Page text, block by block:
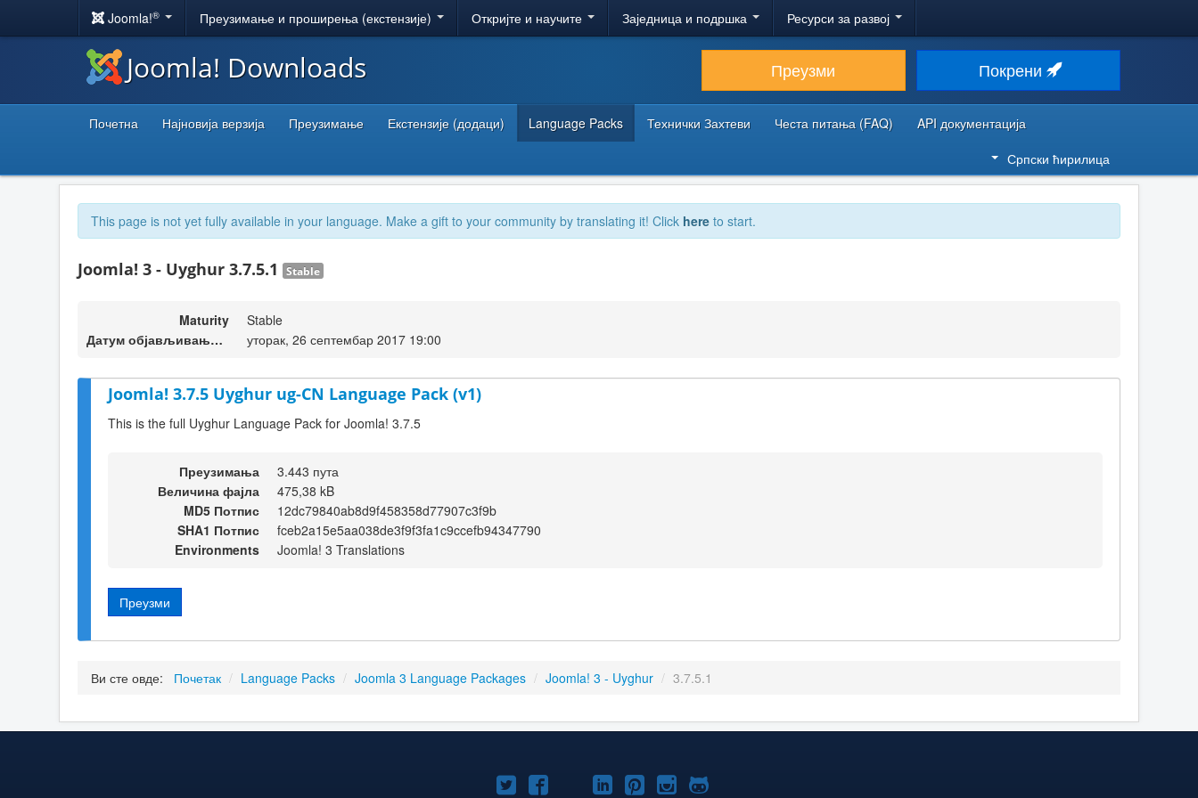
Joomla!® Преузимање и проширења (екстензије) Откријте и научите Заједница и подршка Ресурси за развој
Joomla! Downloads Преузми Покрени
Почетна Најновија верзија Преузимање Екстензије (додаци) Language Packs Технички Захтеви Честа питања (FAQ)
API документација
Српски ћирилица
This page is not yet fully available in your language. Make a gift to your community by translating it! Click here to start.
Joomla! 3 - Uyghur 3.7.5.1 Stable
Maturity
Stable
Датум објављивања верзије
уторак, 26 септембар 2017 19:00
Joomla! 3.7.5 Uyghur ug-CN Language Pack (v1)
This is the full Uyghur Language Pack for Joomla! 3.7.5
Преузимања
3.443 пута
Величина фајла
475,38 kB
MD5 Потпис
12dc79840ab8d9f458358d77907c3f9b
SHA1 Потпис
fceb2a15e5aa038de3f9f3fa1c9ccefb94347790
Environments
Joomla! 3 Translations
Преузми
Ви сте овде: Почетак / Language Packs / Joomla 3 Language Packages / Joomla! 3 - Uyghur / 3.7.5.1
Joomla!Joomla!Joomla!
Joomla!Joomla!
Joomla!Joomla!